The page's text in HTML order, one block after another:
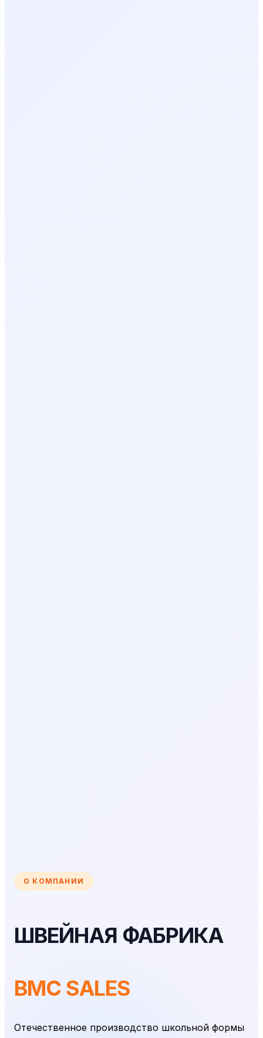
О КОМПАНИИ
ШВЕЙНАЯ ФАБРИКА
BMC SALES
Отечественное производство школьной формы